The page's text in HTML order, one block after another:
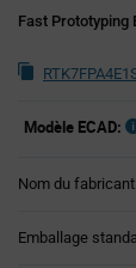
Fast Prototyping
Modèle ECAD:
Nom du fabricant:
Emballage